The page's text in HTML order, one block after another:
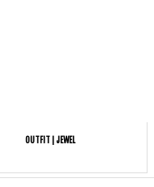
OUTFIT | JEWEL